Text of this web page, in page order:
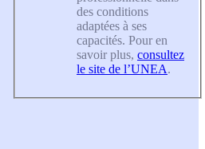
des conditions
adaptées à ses
capacités. Pour en
savoir plus, consultez
le site de l’UNEA.